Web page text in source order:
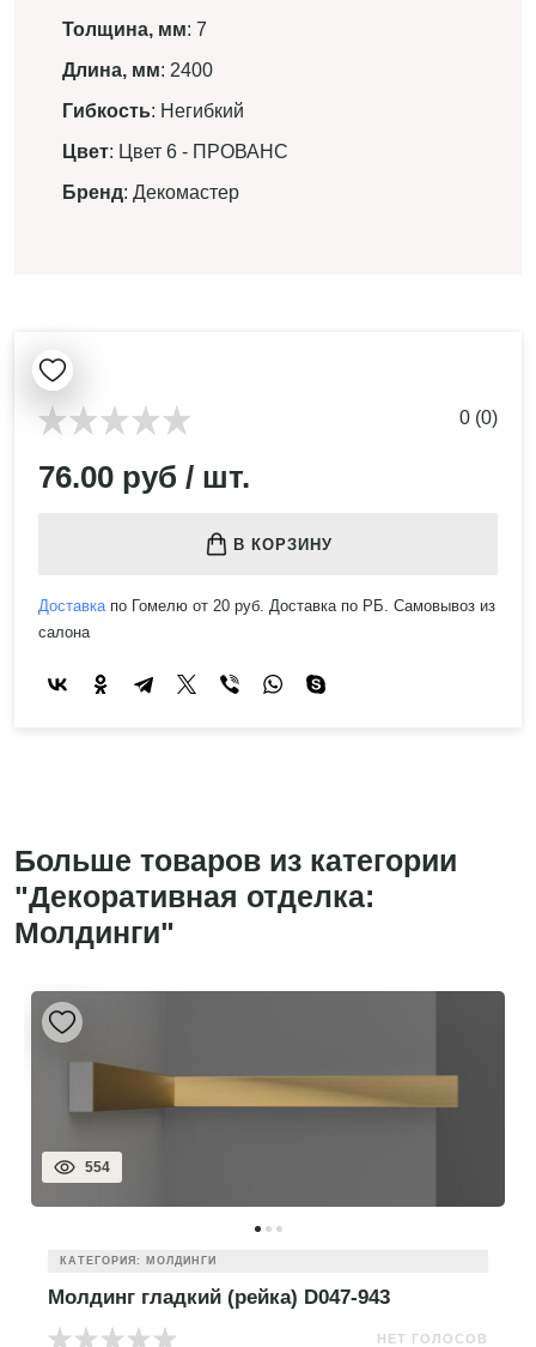
Толщина, мм: 7
Длина, мм: 2400
Гибкость: Негибкий
Цвет: Цвет 6 - ПРОВАНС
Бренд: Декомастер
0 (0)
76.00 руб / шт.
В КОРЗИНУ
Доставкапо Гомелю от 20 руб. Доставка по РБ. Самовывоз из
салона
Больше товаров из категории
"Декоративная отделка:
Молдинги"
554
КАТЕГОРИЯ: МОЛДИНГИ
Молдинг гладкий (рейка) D047-943
НЕТ ГОЛОСОВ